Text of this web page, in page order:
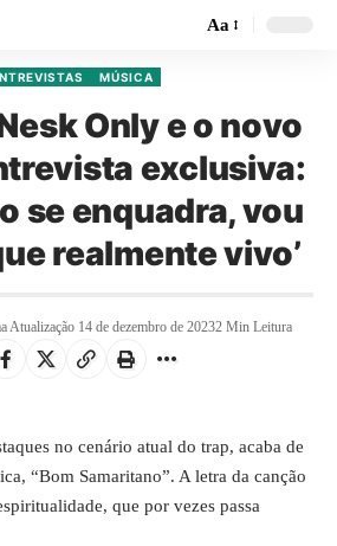
Aa
MÚSICA
Only e o novo
exclusiva:
se enquadra, vou
realmente vivo’
Atualização 14 de dezembro de 20232 Min Leitura
no cenário atual do trap, acaba de
“Bom Samaritano”. A letra da canção
que por vezes passa